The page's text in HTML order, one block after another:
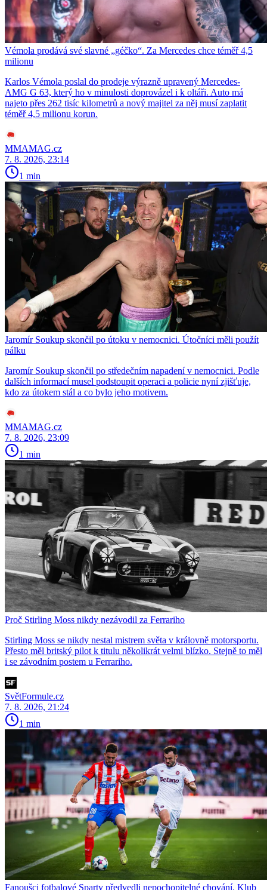
Vémola prodává své slavné „géčko“. Za Mercedes chce téměř 4,5
milionu
Karlos Vémola poslal do prodeje výrazně upravený Mercedes-
AMG G 63, který ho v minulosti doprovázel i k oltáři. Auto má
najeto přes 262 tisíc kilometrů a nový majitel za něj musí zaplatit
téměř 4,5 milionu korun.
MMAMAG.cz
7. 8. 2026, 23:14
1 min
Jaromír Soukup skončil po útoku v nemocnici. Útočníci měli použít
pálku
Jaromír Soukup skončil po středečním napadení v nemocnici. Podle
dalších informací musel podstoupit operaci a policie nyní zjišťuje,
kdo za útokem stál a co bylo jeho motivem.
MMAMAG.cz
7. 8. 2026, 23:09
1 min
Proč Stirling Moss nikdy nezávodil za Ferrariho
Stirling Moss se nikdy nestal mistrem světa v královně motorsportu.
Přesto měl britský pilot k titulu několikrát velmi blízko. Stejně to měl
i se závodním postem u Ferrariho.
SvětFormule.cz
7. 8. 2026, 21:24
1 min
Fanoušci fotbalové Sparty předvedli nepochopitelné chování. Klub